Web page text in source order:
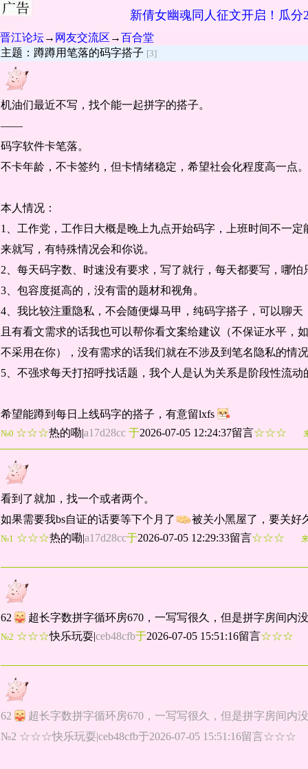
新倩女幽魂同人征文开启！瓜分
晋江论坛→ 网友交流区 →百合堂
主题：蹲蹲用笔落的码字搭子 [3]
机油们最近不写，找个能一起拼字的搭子。
——
码字软件卡笔落。
不卡年龄，不卡签约，但卡情绪稳定，希望社会化程度高一点。
本人情况：
1、工作党，工作日大概是晚上九点开始码字，上班时间不一
来就写，有特殊情况会和你说。
2、每天码字数、时速没有要求，写了就行，每天都要写，哪怕
3、包容度挺高的，没有雷的题材和视角。
4、我比较注重隐私，不会随便爆马甲，纯码字搭子，可以聊
且有看文需求的话我也可以帮你看文案给建议（不保证水平，
不采用在你），没有需求的话我们就在不涉及到笔名隐私的情
5、不强求每天打招呼找话题，我个人是认为关系是阶段性流
希望能蹲到每日上线码字的搭子，有意留lxfs
№0 ☆☆☆热的嘞|a17d28cc 于2026-07-05 12:24:37留言☆☆☆
看到了就加，找一个或者两个。
如果需要我bs自证的话要等下个月了
被关小黑屋了，要关
№1 ☆☆☆热的嘞|a17d28cc于2026-07-05 12:29:33留言☆☆☆
62 超长字数拼字循环房670，一写写很久，但是拼字房间内
№2 ☆☆☆快乐玩耍|ceb48cfb于2026-07-05 15:51:16留言☆☆☆
62
超长字数拼字循环房670，一写写很久，但是拼字房间内
№2 ☆☆☆快乐玩耍|ceb48cfb于2026-07-05 15:51:16留言☆☆☆